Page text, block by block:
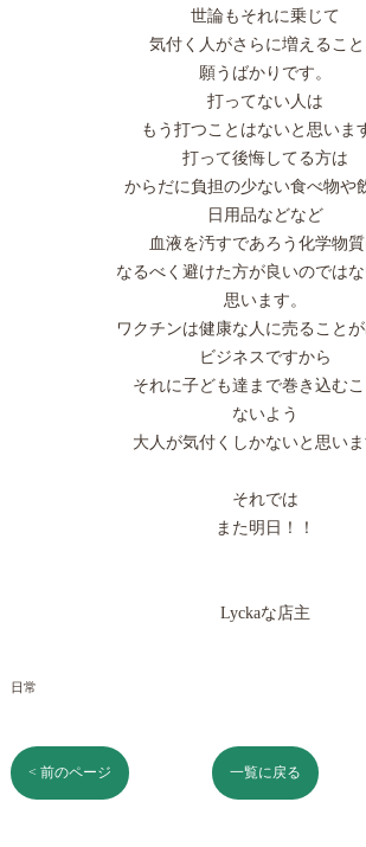
世論もそれに乗じて
気付く人がさらに増えるこ
願うばかりです。
打ってない人は
もう打つことはないと思いま
打って後悔してる方は
からだに負担の少ない食べ物や
日用品などなど
血液を汚すであろう化学物
なるべく避けた方が良いのではな
思います。
ワクチンは健康な人に売ること
ビジネスですから
それに子ども達まで巻き込む
ないよう
大人が気付くしかないと思いま
それでは
また明日！！
Lyckaな店主
日常
< 前のページ 一覧に戻る